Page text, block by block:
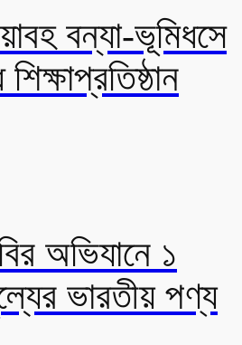
বন্যা-ভূমিধসে
অভিযানে ১
ভারতীয় পণ্য